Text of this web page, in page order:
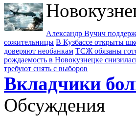
Александр Вучич
сожительницы В Кузбассе открыты
доверяют необанкам ТСЖ обязаны
рождаемость в Новокузнецке
требуют снять с выборов
Вкладчики
Обсуждения